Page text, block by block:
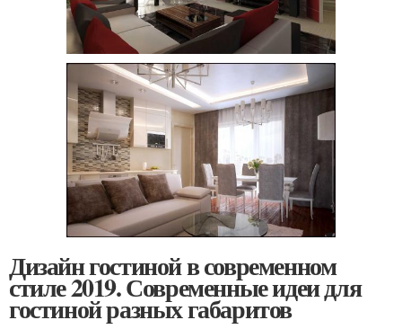
Дизайн гостиной в современном
стиле 2019. Современные идеи для
гостиной разных габаритов